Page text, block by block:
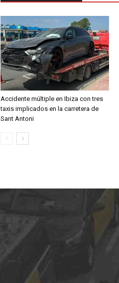
Accidente múltiple en Ibiza con tres
taxis implicados en la carretera de
Sant Antoni